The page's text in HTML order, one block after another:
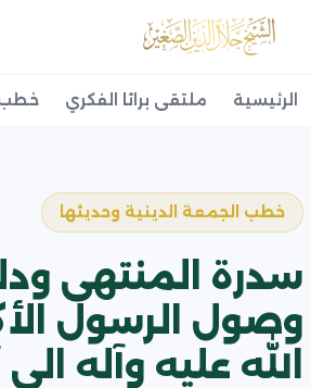
الرئيسية ملتقى براثا الفكري خطب
خطب الجمعة الدينية وحديثها
سدرة المنتهى
وصول الرسول
الله عليه وآله